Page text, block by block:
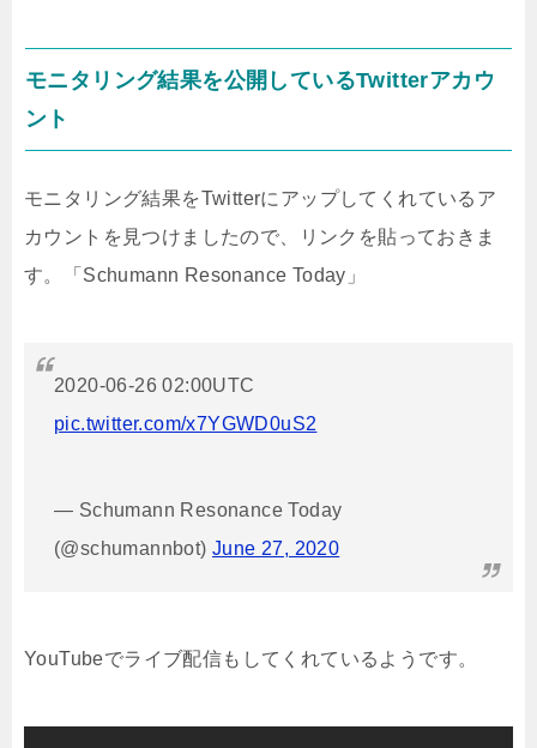
モニタリング結果を公開しているTwitterアカウ
ント
モニタリング結果をTwitterにアップしてくれているア
カウントを見つけましたので、リンクを貼っておきま
す。「Schumann Resonance Today」
2020-06-26 02:00UTC
pic.twitter.com/x7YGWD0uS2
— Schumann Resonance Today
(@schumannbot)June 27, 2020
YouTubeでライブ配信もしてくれているようです。